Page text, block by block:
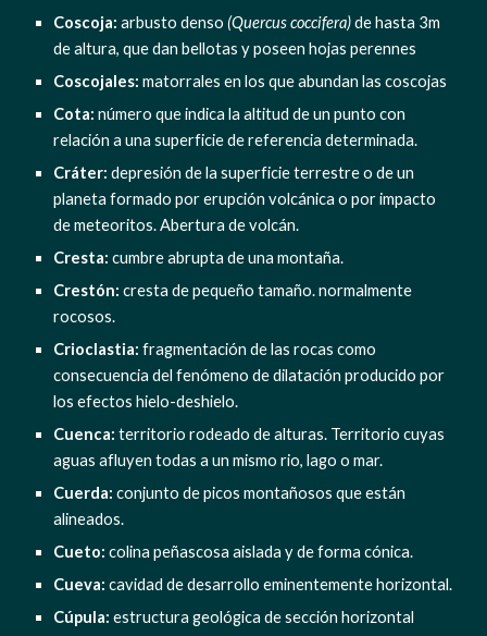
Coscoja: arbusto denso (Quercus coccifera) de hasta 3m
de altura, que dan bellotas y poseen hojas perennes
Coscojales: matorrales en los que abundan las coscojas
Cota: número que indica la altitud de un punto con
relación a una superficie de referencia determinada.
Cráter: depresión de la superficie terrestre o de un
planeta formado por erupción volcánica o por impacto
de meteoritos. Abertura de volcán.
Cresta: cumbre abrupta de una montaña.
Crestón: cresta de pequeño tamaño. normalmente
rocosos.
Crioclastia: fragmentación de las rocas como
consecuencia del fenómeno de dilatación producido por
los efectos hielo-deshielo.
Cuenca: territorio rodeado de alturas. Territorio cuyas
aguas afluyen todas a un mismo rio, lago o mar.
Cuerda: conjunto de picos montañosos que están
alineados.
Cueto: colina peñascosa aislada y de forma cónica.
Cueva: cavidad de desarrollo eminentemente horizontal.
Cúpula: estructura geológica de sección horizontal